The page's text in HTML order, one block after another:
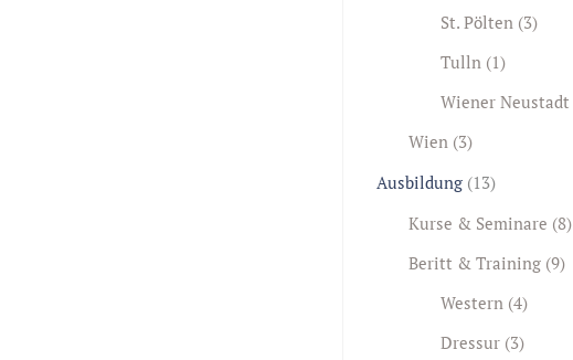
St. Pölten (3)
Tulln (1)
Wiener Neustadt
Wien (3)
Ausbildung (13)
Kurse & Seminare (8)
Beritt & Training (9)
Western (4)
Dressur (3)